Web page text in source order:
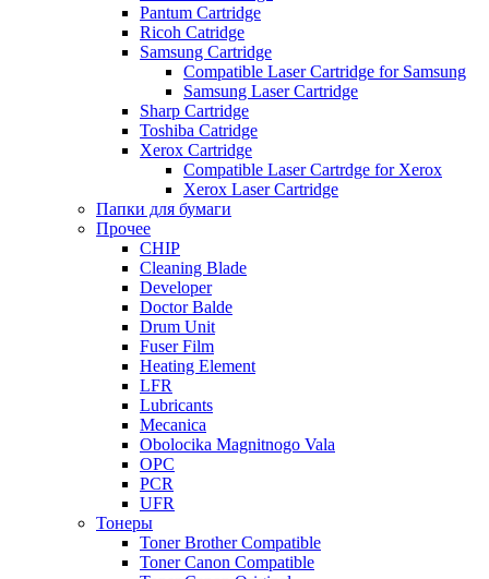
Pantum Cartridge
Ricoh Catridge
Samsung Cartridge
Compatible Laser Cartridge for Samsung
Samsung Laser Cartridge
Sharp Cartridge
Toshiba Catridge
Xerox Cartridge
Compatible Laser Cartrdge for Xerox
Xerox Laser Cartridge
Папки для бумаги
Прочее
CHIP
Cleaning Blade
Developer
Doctor Balde
Drum Unit
Fuser Film
Heating Element
LFR
Lubricants
Mecanica
Obolocika Magnitnogo Vala
OPC
PCR
UFR
Тонеры
Toner Brother Compatible
Toner Canon Compatible